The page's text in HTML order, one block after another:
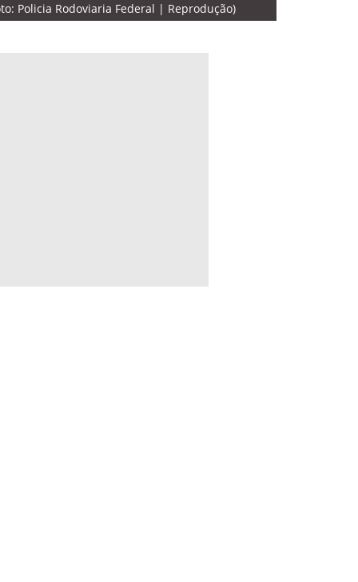
Policia Rodoviaria Federal | Reprodução)